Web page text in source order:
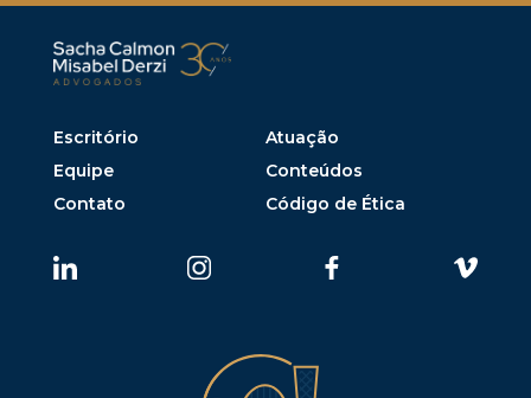
Escritório
Atuação
Equipe
Conteúdos
Contato
Código de Ética